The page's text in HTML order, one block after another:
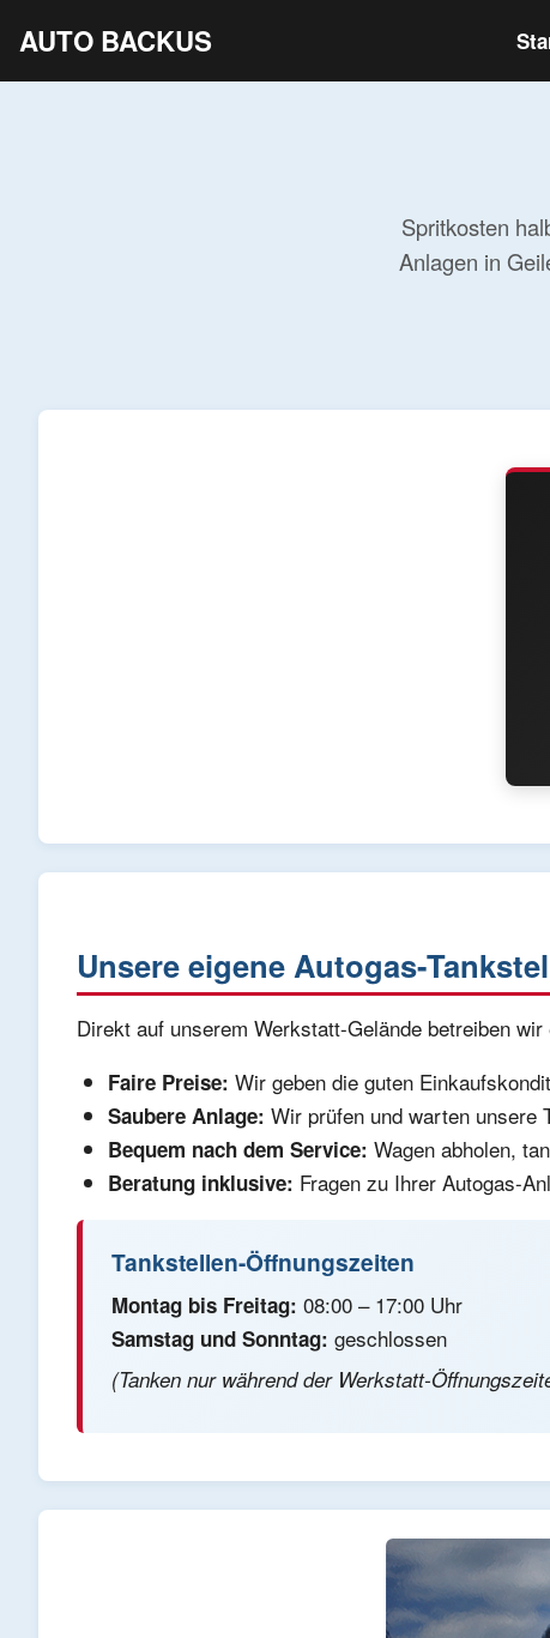
AUTO BACKUS
Spritkosten
Anlagen in
Unsere eigene Autogas-
Direkt auf unserem Werkstatt-Gelände betreiben wir
Faire Preise: Wir geben die guten
Saubere Anlage: Wir prüfen und warten
Bequem nach dem Service: Wagen abholen,
Beratung inklusive: Fragen zu Ihrer Autogas-
Tankstellen-Öffnungszeiten
Montag bis Freitag: 08:00 – 17:00 Uhr
Samstag und Sonntag: geschlossen
(Tanken nur während der Werkstatt-